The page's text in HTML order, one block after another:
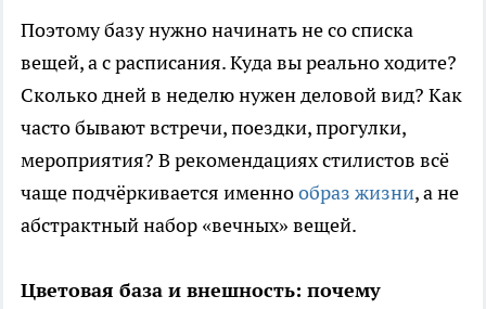
Поэтому базу нужно начинать не со списка
вещей, а с расписания. Куда вы реально ходите?
Сколько дней в неделю нужен деловой вид? Как
часто бывают встречи, поездки, прогулки,
мероприятия? В рекомендациях стилистов всё
чаще подчёркивается именнообраз жизни, а не
абстрактный набор «вечных» вещей.
Цветовая база и внешность: почему